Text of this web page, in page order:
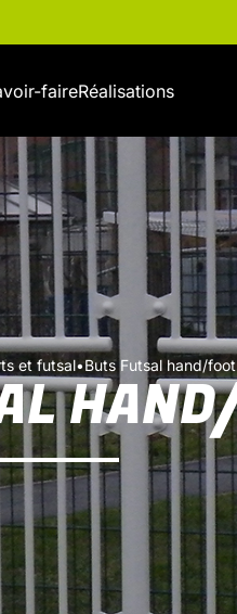
faireRéalisations
et futsal•Buts Futsal hand/foot